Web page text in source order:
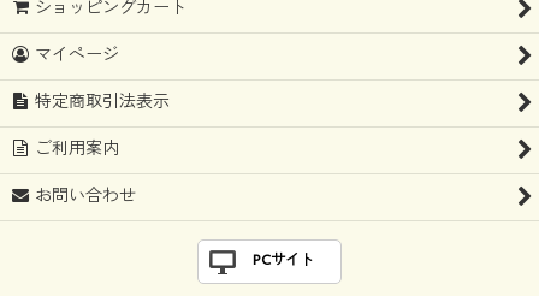
ショッピングカート
マイページ
特定商取引法表示
ご利用案内
お問い合わせ
PCサイト